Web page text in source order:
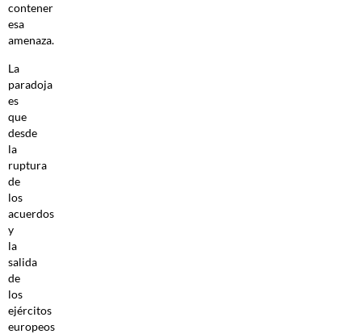
contener
esa
amenaza.
La
paradoja
es
que
desde
la
ruptura
de
los
acuerdos
y
la
salida
de
los
ejércitos
europeos